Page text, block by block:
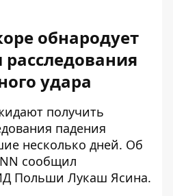
обнародует
расследования
удара
получить
падения
несколько дней. Об
сообщил
Польши Лукаш Ясина.